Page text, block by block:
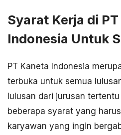
Syarat Kerja di
Indonesia Untuk
PT Kaneta Indonesia
terbuka untuk semua
lulusan dari jurusan
beberapa syarat yang
karyawan yang ingin